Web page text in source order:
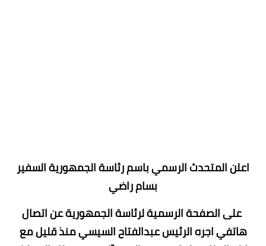
اعلن المتحدث الرسمي باسم رئاسة الجمهورية السفير
بسام راضي
على الصفحة الرسمية لرئاسة الجمهورية عن اتصال
هاتفي اجره الرئيس عبدالفتاح السيسي منذ قليل مع